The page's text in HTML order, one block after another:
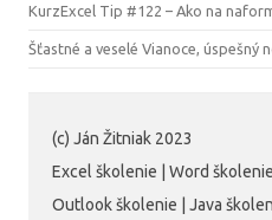
KurzExcel Tip #122 – Ako na
Šťastné a veselé Vianoce, úspešný
(c) Ján Žitniak 2023
Excel školenie | Word
Outlook školenie | Java